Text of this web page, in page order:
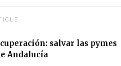
salvar las pymes
Andalucía